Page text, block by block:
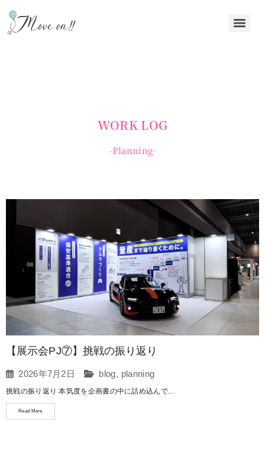
WORK LOG
-Planning-
【展示会PJ⑦】挑戦の振り返り
2026年7月2日 blog, planning
挑戦の振り返り 本気度を企画書の中に詰め込んで...
Read More